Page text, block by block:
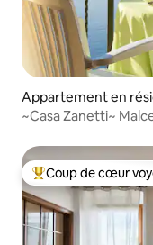
Appartement en
~Casa Zanetti~
Coups de cœur
Coup de cœur